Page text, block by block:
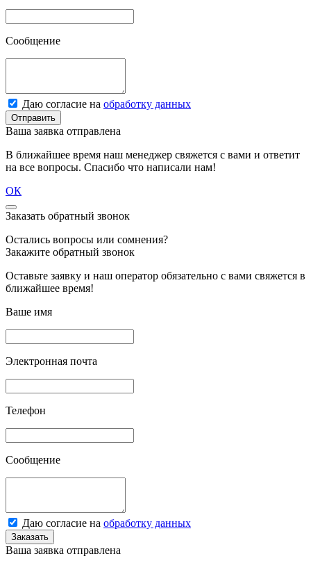
Сообщение
Даю согласие на обработку данных
Отправить
Ваша заявка отправлена
В ближайшее время наш менеджер свяжется с вами и ответит
на все вопросы. Спасибо что написали нам!
ОК
Заказать обратный звонок
Остались вопросы или сомнения?
Закажите обратный звонок
Оставьте заявку и наш оператор обязательно с вами свяжется в
ближайшее время!
Ваше имя
Электронная почта
Телефон
Сообщение
Даю согласие на обработку данных
Заказать
Ваша заявка отправлена